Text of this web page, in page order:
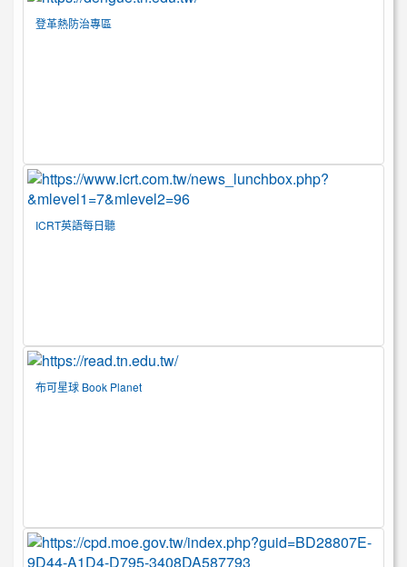
登革熱防治專區
ICRT英語每日聽
布可星球 Book Planet